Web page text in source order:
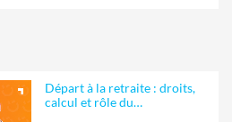
Départ à la retraite : droits,
calcul et rôle du…